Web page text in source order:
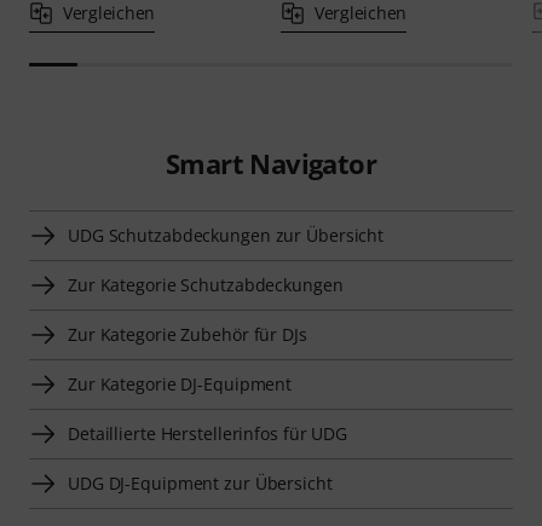
Vergleichen Vergleichen
Smart Navigator
UDG Schutzabdeckungen zur Übersicht
Zur Kategorie Schutzabdeckungen
Zur Kategorie Zubehör für DJs
Zur Kategorie DJ-Equipment
Detaillierte Herstellerinfos für UDG
UDG DJ-Equipment zur Übersicht